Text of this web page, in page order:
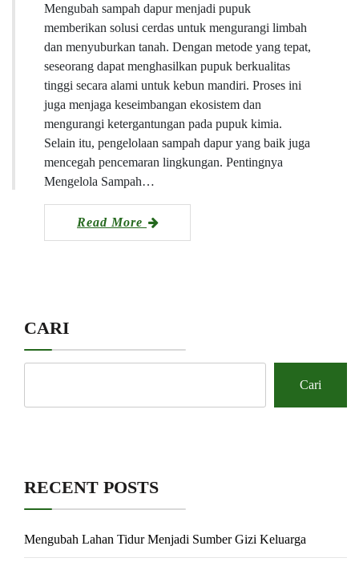
Mengubah sampah dapur menjadi pupuk
memberikan solusi cerdas untuk mengurangi limbah
dan menyuburkan tanah. Dengan metode yang tepat,
seseorang dapat menghasilkan pupuk berkualitas
tinggi secara alami untuk kebun mandiri. Proses ini
juga menjaga keseimbangan ekosistem dan
mengurangi ketergantungan pada pupuk kimia.
Selain itu, pengelolaan sampah dapur yang baik juga
mencegah pencemaran lingkungan. Pentingnya
Mengelola Sampah…
Read More
CARI
Cari
RECENT POSTS
Mengubah Lahan Tidur Menjadi Sumber Gizi Keluarga